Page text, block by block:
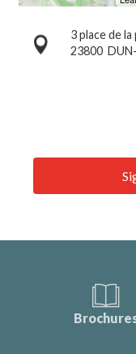
3 place de
23800